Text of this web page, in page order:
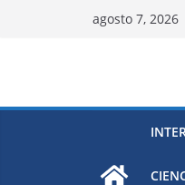
agosto 7, 2026